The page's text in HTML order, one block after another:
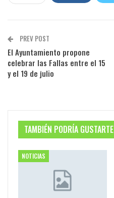
PREV POST
El Ayuntamiento propone
celebrar las Fallas entre el 15
y el 19 de julio
TAMBIÉN PODRÍA GUSTARTE
NOTICIAS